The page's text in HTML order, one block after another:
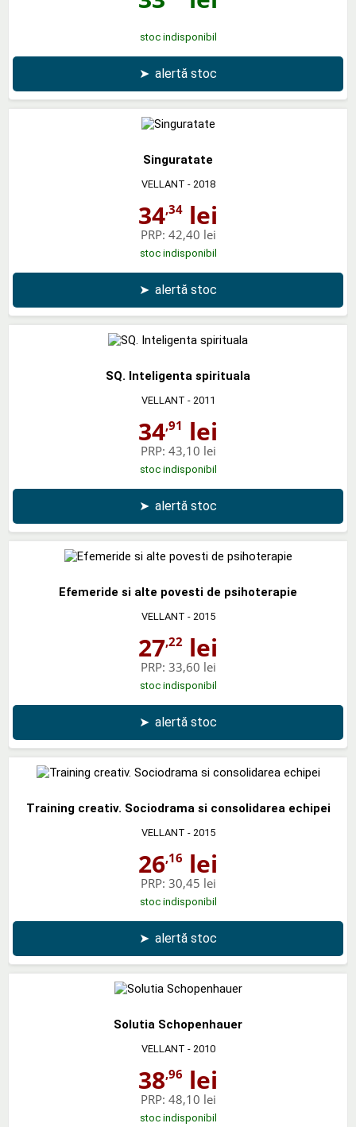
stoc indisponibil
➤ alertă stoc
Singuratate
VELLANT - 2018
34,34 lei
PRP: 42,40 lei
stoc indisponibil
➤ alertă stoc
SQ. Inteligenta spirituala
VELLANT - 2011
34,91 lei
PRP: 43,10 lei
stoc indisponibil
➤ alertă stoc
Efemeride si alte povesti de psihoterapie
VELLANT - 2015
27,22 lei
PRP: 33,60 lei
stoc indisponibil
➤ alertă stoc
Training creativ. Sociodrama si consolidarea echipei
VELLANT - 2015
26,16 lei
PRP: 30,45 lei
stoc indisponibil
➤ alertă stoc
Solutia Schopenhauer
VELLANT - 2010
38,96 lei
PRP: 48,10 lei
stoc indisponibil